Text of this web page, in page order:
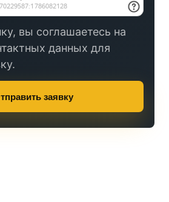
вы соглашаетесь на
данных для
заявку